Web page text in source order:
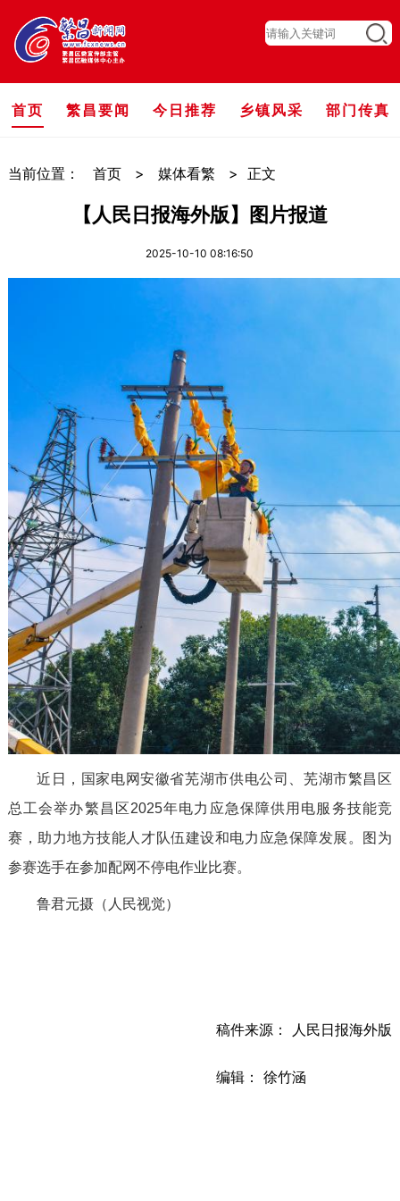
首页 繁昌要闻 今日推荐 乡镇风采 部门传真
当前位置： 首页 > 媒体看繁 > 正文
【人民日报海外版】图片报道
2025-10-10 08:16:50
近日，国家电网安徽省芜湖市供电公司、芜湖市繁昌区
总工会举办繁昌区2025年电力应急保障供用电服务技能竞
赛，助力地方技能人才队伍建设和电力应急保障发展。图为
参赛选手在参加配网不停电作业比赛。
鲁君元摄（人民视觉）
稿件来源： 人民日报海外版
编辑： 徐竹涵